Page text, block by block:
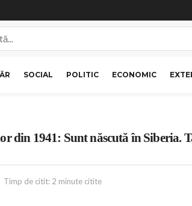
SOCIAL POLITIC ECONOMIC
din 1941: Sunt născută în Siberia.
Timp de citit: 2 minute citite